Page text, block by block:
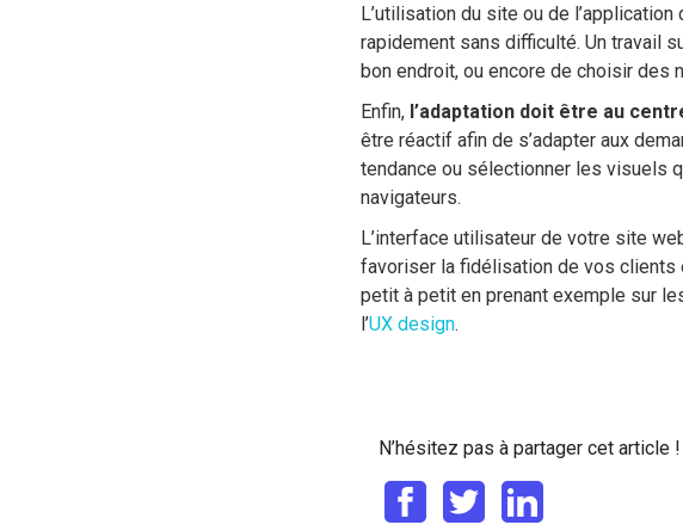
L’utilisation du site ou de
rapidement sans difficulté. Un travail
bon endroit, ou encore de choisir des
Enfin, l’adaptation doit être au
être réactif afin de s’adapter aux
tendance ou sélectionner les visuels
navigateurs.
L’interface utilisateur de votre site
favoriser la fidélisation de vos clients
petit à petit en prenant exemple sur
l’UX design.
N’hésitez pas à partager cet article !